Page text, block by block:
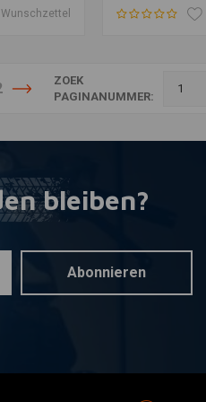
Wunschzettel
ZOEK
PAGINANUMMER:
bleiben?
Abonnieren